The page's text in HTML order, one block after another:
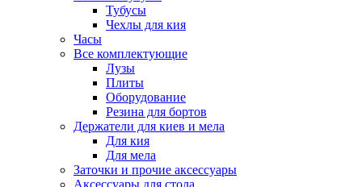
Тубусы
Чехлы для кия
Часы
Все комплектующие
Лузы
Плиты
Оборудование
Резина для бортов
Держатели для киев и мела
Для кия
Для мела
Заточки и прочие аксессуары
Аксессуары для стола